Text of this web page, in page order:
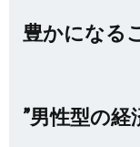
豊かになる
”男性型の